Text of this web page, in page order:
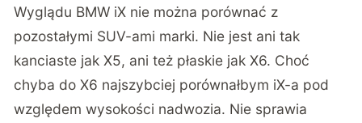
Wyglądu BMW iX nie można porównać z
pozostałymi SUV-ami marki. Nie jest ani tak
kanciaste jak X5, ani też płaskie jak X6. Choć
chyba do X6 najszybciej porównałbym iX-a pod
względem wysokości nadwozia. Nie sprawia